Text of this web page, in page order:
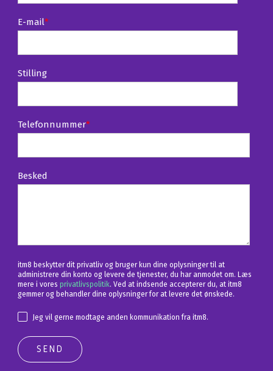
E-mail*
Stilling
Telefonnummer*
Besked
itm8 beskytter dit privatliv og bruger kun dine oplysninger til at
administrere din konto og levere de tjenester, du har anmodet om. Læs
mere i vores privatlivspolitik. Ved at indsende accepterer du, at itm8
gemmer og behandler dine oplysninger for at levere det ønskede.
Jeg vil gerne modtage anden kommunikation fra itm8.